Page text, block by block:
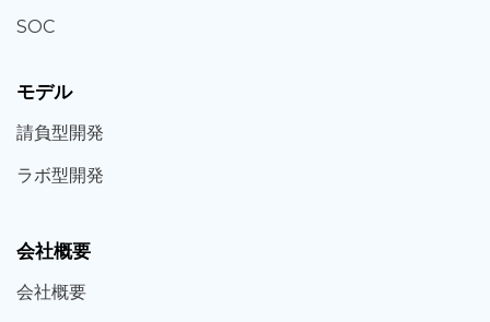
SOC
モデル
請負型開発
ラボ型開発
会社概要
会社概要